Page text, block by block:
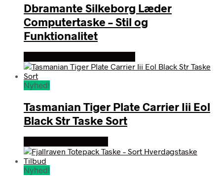
Dbramante Silkeborg Læder
Computertaske – Stil og
Funktionalitet
Nyhed!
Tasmanian Tiger Plate Carrier Iii Eol
Black Str Taske Sort
Nyhed!